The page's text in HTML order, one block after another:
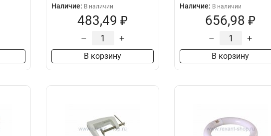
Наличие: В наличии
483,49 ₽
– +
В корзину
Наличие: В наличии
656,98 ₽
– +
В корзину